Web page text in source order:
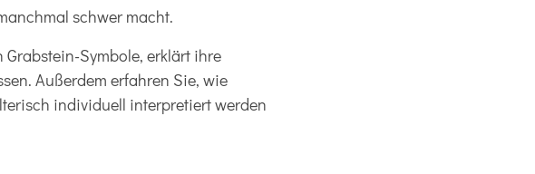
schwer macht.
Symbole, erklärt ihre
Außerdem erfahren Sie, wie
individuell interpretiert werden